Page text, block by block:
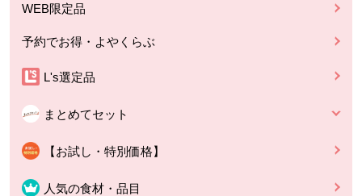
WEB限定品
予約でお得・よやくらぶ
L's選定品
まとめてセット
【お試し・特別価格】
人気の食材・品目